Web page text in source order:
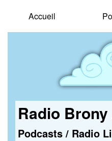
Accueil
Radio
Podcasts/ Radio